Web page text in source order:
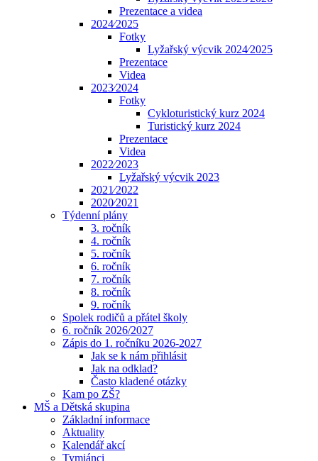
Prezentace a videa
2024⁄2025
Fotky
Lyžařský výcvik 2024⁄2025
Prezentace
Videa
2023⁄2024
Fotky
Cykloturistický kurz 2024
Turistický kurz 2024
Prezentace
Videa
2022⁄2023
Lyžařský výcvik 2023
2021⁄2022
2020⁄2021
Týdenní plány
3. ročník
4. ročník
5. ročník
6. ročník
7. ročník
8. ročník
9. ročník
Spolek rodičů a přátel školy
6. ročník 2026/2027
Zápis do 1. ročníku 2026-2027
Jak se k nám přihlásit
Jak na odklad?
Často kladené otázky
Kam po ZŠ?
MŠ a Dětská skupina
Základní informace
Aktuality
Kalendář akcí
Tymiánci